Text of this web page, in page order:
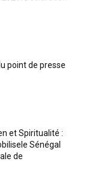
point de presse
et Spiritualité :
Sénégal
de